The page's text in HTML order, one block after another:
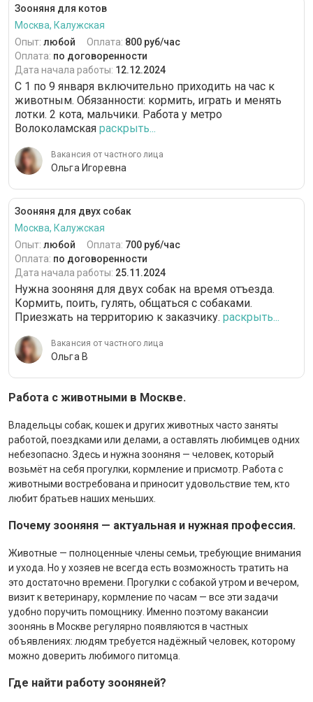
Зооняня для котов
Москва, Калужская
Опыт: любой Оплата: 800 руб/час
Оплата: по договоренности
Дата начала работы: 12.12.2024
С 1 по 9 января включительно приходить на час к
животным. Обязанности: кормить, играть и менять
лотки. 2 кота, мальчики. Работа у метро
Волоколамская раскрыть...
Вакансия от частного лица
Ольга Игоревна
Зооняня для двух собак
Москва, Калужская
Опыт: любой Оплата: 700 руб/час
Оплата: по договоренности
Дата начала работы: 25.11.2024
Нужна зооняня для двух собак на время отъезда.
Кормить, поить, гулять, общаться с собаками.
Приезжать на территорию к заказчику. раскрыть...
Вакансия от частного лица
Ольга В
Работа с животными в Москве.
Владельцы собак, кошек и других животных часто заняты
работой, поездками или делами, а оставлять любимцев одних
небезопасно. Здесь и нужна зооняня — человек, который
возьмёт на себя прогулки, кормление и присмотр. Работа с
животными востребована и приносит удовольствие тем, кто
любит братьев наших меньших.
Почему зооняня — актуальная и нужная профессия.
Животные — полноценные члены семьи, требующие внимания
и ухода. Но у хозяев не всегда есть возможность тратить на
это достаточно времени. Прогулки с собакой утром и вечером,
визит к ветеринару, кормление по часам — все эти задачи
удобно поручить помощнику. Именно поэтому вакансии
зоонянь в Москве регулярно появляются в частных
объявлениях: людям требуется надёжный человек, которому
можно доверить любимого питомца.
Где найти работу зооняней?